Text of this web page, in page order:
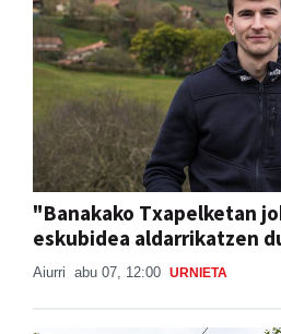
"Banakako Txapelketan
eskubidea aldarrikatzen
Aiurri abu 07, 12:00 URNIETA